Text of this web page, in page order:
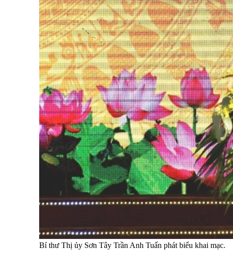
Bí thư Thị ủy Sơn Tây Trần Anh Tuấn phát biểu khai mạc.